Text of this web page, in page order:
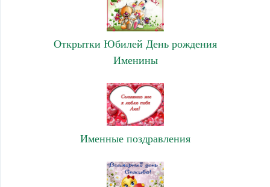
Открытки Юбилей День рождения
Именины
Именные поздравления